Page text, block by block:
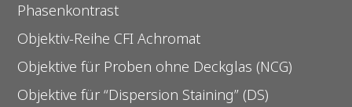
Phasenkontrast
Objektiv-Reihe CFI Achromat
Objektive für Proben ohne Deckglas (NCG)
Objektive für “Dispersion Staining” (DS)